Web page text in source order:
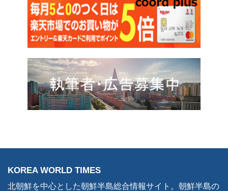
KOREA WORLD TIMES
北朝鮮を中心とした朝鮮半島総合情報サイト。朝鮮半島の